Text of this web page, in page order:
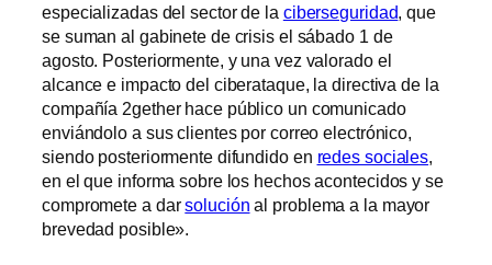
especializadas del sector de la ciberseguridad, que
se suman al gabinete de crisis el sábado 1 de
agosto. Posteriormente, y una vez valorado el
alcance e impacto del ciberataque, la directiva de la
compañía 2gether hace público un comunicado
enviándolo a sus clientes por correo electrónico,
siendo posteriormente difundido en redes sociales,
en el que informa sobre los hechos acontecidos y se
compromete a darsolución al problema a la mayor
brevedad posible».